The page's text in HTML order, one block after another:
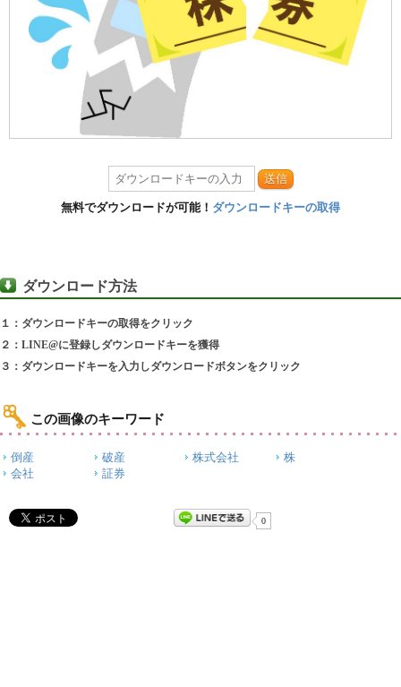
送信
無料でダウンロードが可能！ ダウンロードキーの取得
ダウンロード方法
１：ダウンロードキーの取得をクリック
２：LINE@に登録しダウンロードキーを獲得
３：ダウンロードキーを入力しダウンロードボタンをクリック
この画像のキーワード
倒産 破産 株式会社
株
会社
証券
0